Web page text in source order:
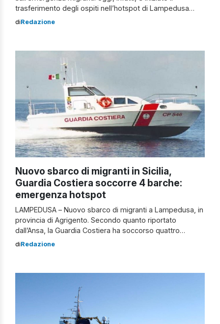
trasferimento degli ospiti nell’hotspot di Lampedusa
sulla nave Rhapsody. Le operazioni di trasferimento,
“piattaforma” tra la terra ferma e la nave è un
peschereccio. L’imbarcazione, che […]
diRedazione
Nuovo sbarco di migranti in Sicilia,
Guardia Costiera soccorre 4 barche:
emergenza hotspot
LAMPEDUSA – Nuovo sbarco di migranti a Lampedusa, in
provincia di Agrigento. Secondo quanto riportato
dall’Ansa, la Guardia Costiera ha soccorso quattro
barche, che trasportavano 71 tunisini, nelle acque
che sembrerebbe essere già giunta a molo Favarolo.
diRedazione